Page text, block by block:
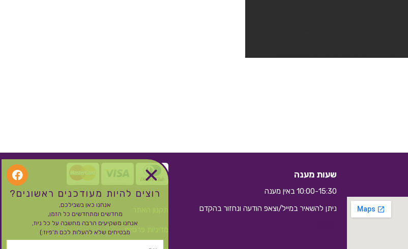
שעות מענה
10:00-15:30 באין מענה
ניתן להשאיר במייל/וצאפ הודעה ונחזור בהקדם
תקנון האתר
מדיניות פרטיות
רוצים להיות מעודכנים ראשונים?
אנחנו כאן בשבילכם,
מחדשים ומתחדשים כל הזמן,
אנחנו משקיעים הרבה מחשבה על כל ניוז,
מבטיחים שלא להעלות לכם ת’פיוז:)